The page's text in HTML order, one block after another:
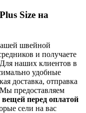
Size на
швейной
и получаете
наших клиентов в
удобные
доставка, отправка
предоставляем
перед оплатой
сели на вас